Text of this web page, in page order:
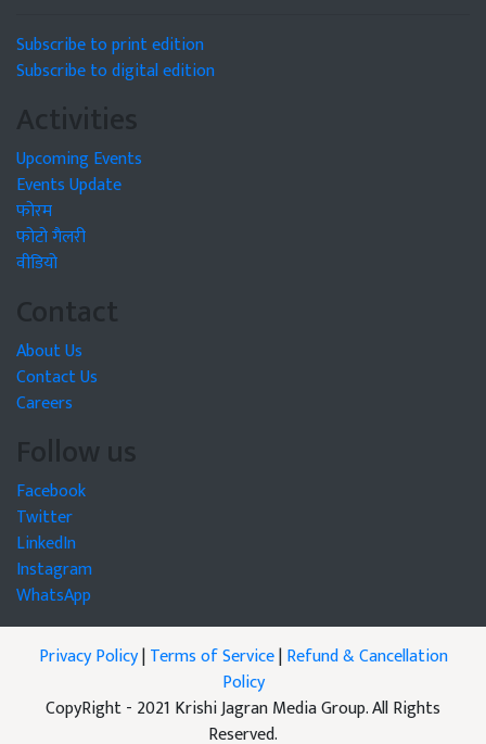
Subscribe to print edition
Subscribe to digital edition
Activities
Upcoming Events
Events Update
फोरम
फोटो गैलरी
वीडियो
Contact
About Us
Contact Us
Careers
Follow us
Facebook
Twitter
LinkedIn
Instagram
WhatsApp
Privacy Policy|Terms of Service|Refund & Cancellation
Policy
CopyRight - 2021 Krishi Jagran Media Group. All Rights
Reserved.